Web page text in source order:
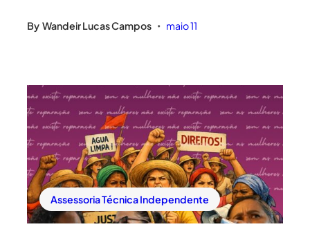
By Wandeir Lucas Campos • maio 11
Assessoria Técnica Independente